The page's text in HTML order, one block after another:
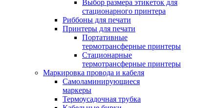
Выбор размера этикеток для
стационарного принтера
Риббоны для печати
Принтеры для печати
Портативные
термотрансферные принтеры
Стационарные
термотрансферные принтеры
Маркировка провода и кабеля
Самоламинирующиеся
маркеры
Термоусадочная трубка